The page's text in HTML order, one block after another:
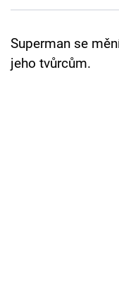
Superman se
jeho tvůrcům.